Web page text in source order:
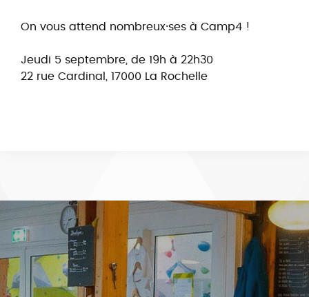
On vous attend nombreux⸱ses à Camp4 !
Jeudi 5 septembre, de 19h à 22h30
22 rue Cardinal, 17000 La Rochelle